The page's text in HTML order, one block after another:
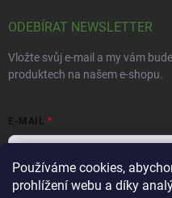
Používáme cookies,
prohlížení webu a díky
ODEBÍRAT NEWSLETTER
Vložte svůj e-mail a my vám
produktech na našem e-shopu.
E-MAIL